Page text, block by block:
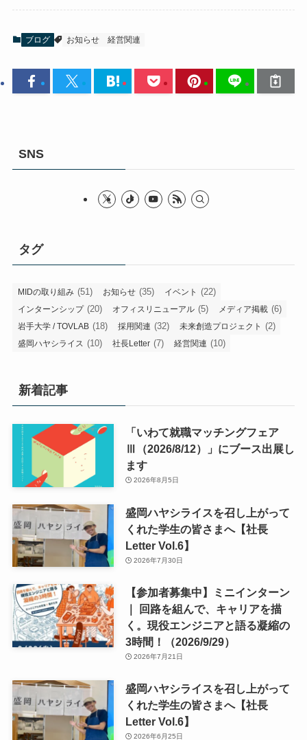
ブログ お知らせ 経営関連
SNS
タグ
MIDの取り組み (51) お知らせ (35) イベント (22)
インターンシップ(20) オフィスリニューアル (5) メディア掲載 (6)
岩手大学 / TOVLAB (18) 採用関連 (32) 未来創造プロジェクト (2)
盛岡ハヤシライス (10) 社長Letter (7) 経営関連 (10)
新着記事
「いわて就職マッチングフェア
Ⅲ（2026/8/12）」にブース出展し
ます
2026年8月5日
盛岡ハヤシライスを召し上がって
くれた学生の皆さまへ【社長
Letter Vol.6】
2026年7月30日
【参加者募集中】ミニインターン
｜ 回路を組んで、キャリアを描
く。現役エンジニアと語る凝縮の
3時間！（2026/9/29）
2026年7月21日
盛岡ハヤシライスを召し上がって
くれた学生の皆さまへ【社長
Letter Vol.6】
2026年6月25日